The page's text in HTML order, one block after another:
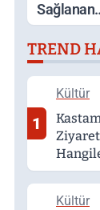
Sağlanan
Destekler
TREND
1
Kültür
Kültür